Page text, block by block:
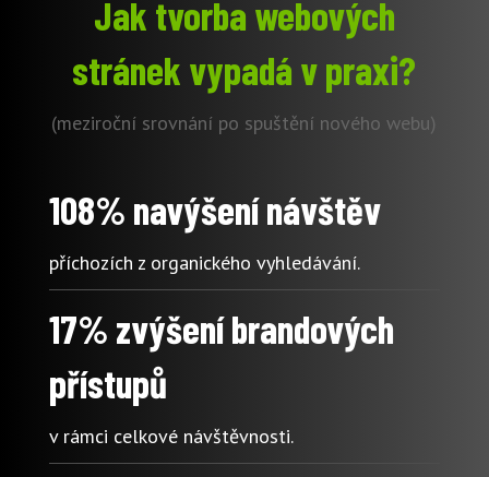
Jak tvorba webových
stránek vypadá v praxi?
(meziroční srovnání po spuštění nového webu)
108% navýšení návštěv
příchozích z organického vyhledávání.
17% zvýšení brandových
přístupů
v rámci celkové návštěvnosti.